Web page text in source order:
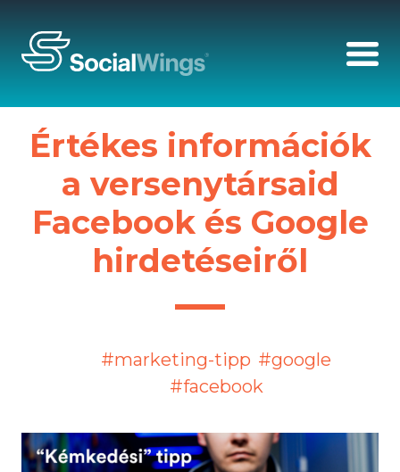
Értékes információk
a versenytársaid
Facebook és Google
hirdetéseiről
#marketing-tipp #google
#facebook